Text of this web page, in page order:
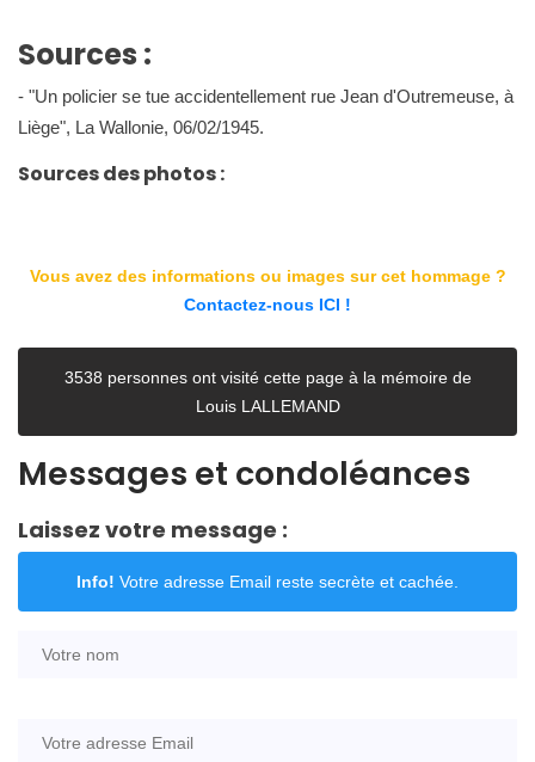
Sources :
- "Un policier se tue accidentellement rue Jean d'Outremeuse, à
Liège", La Wallonie, 06/02/1945.
Sources des photos :
Vous avez des informations ou images sur cet hommage ?
Contactez-nous ICI !
3538 personnes ont visité cette page à la mémoire de
Louis LALLEMAND
Messages et condoléances
Laissez votre message :
Info! Votre adresse Email reste secrète et cachée.